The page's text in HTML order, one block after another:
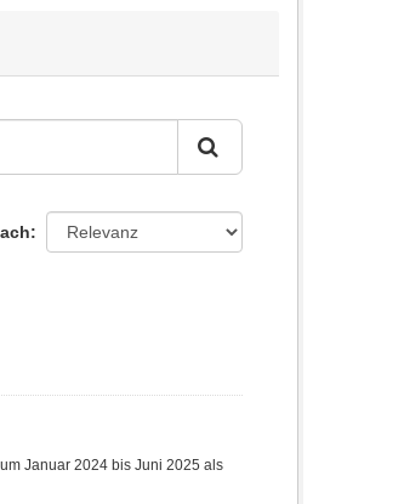
Januar 2024 bis Juni 2025 als